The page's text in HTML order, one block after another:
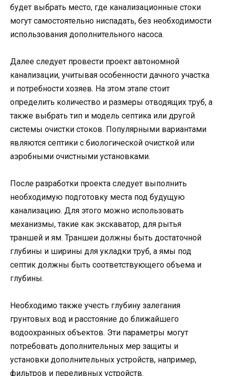
будет выбрать место, где канализационные стоки
могут самостоятельно ниспадать, без необходимости
использования дополнительного насоса.
Далее следует провести проект автономной
канализации, учитывая особенности дачного участка
и потребности хозяев. На этом этапе стоит
определить количество и размеры отводящих труб, а
также выбрать тип и модель септика или другой
системы очистки стоков. Популярными вариантами
являются септики с биологической очисткой или
аэробными очистными установками.
После разработки проекта следует выполнить
необходимую подготовку места под будущую
канализацию. Для этого можно использовать
механизмы, такие как экскаватор, для рытья
траншей и ям. Траншеи должны быть достаточной
глубины и ширины для укладки труб, а ямы под
септик должны быть соответствующего объема и
глубины.
Необходимо также учесть глубину залегания
грунтовых вод и расстояние до ближайшего
водоохранных объектов. Эти параметры могут
потребовать дополнительных мер защиты и
установки дополнительных устройств, например,
фильтров и переливных устройств.